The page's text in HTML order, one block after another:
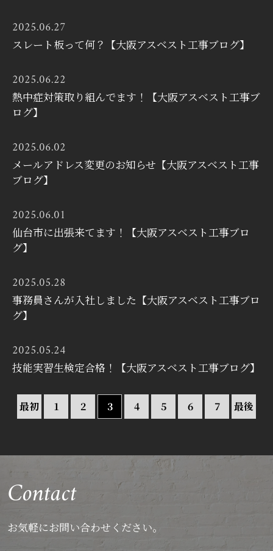
2025.06.27
スレート板って何？【大阪アスベスト工事ブログ】
2025.06.22
熱中症対策取り組んでます！【大阪アスベスト工事ブ
ログ】
2025.06.02
メールアドレス変更のお知らせ【大阪アスベスト工事
ブログ】
2025.06.01
仙台市に出張来てます！【大阪アスベスト工事ブロ
グ】
2025.05.28
事務員さんが入社しました【大阪アスベスト工事ブロ
グ】
2025.05.24
技能実習生検定合格！【大阪アスベスト工事ブログ】
最初 1 2 3 4 5 6 7 最後
Contact
お気軽にお問い合わせください。